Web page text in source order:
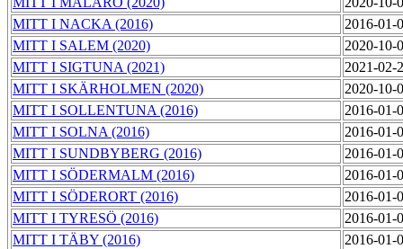
MITT I NACKA (2016)
2016-01-
MITT I SALEM (2020)
2020-10-
MITT I SIGTUNA (2021)
2021-02-
MITT I SKÄRHOLMEN (2020)
2020-10-
MITT I SOLLENTUNA (2016)
2016-01-
MITT I SOLNA (2016)
2016-01-
MITT I SUNDBYBERG (2016)
2016-01-
MITT I SÖDERMALM (2016)
2016-01-
MITT I SÖDERORT (2016)
2016-01-
MITT I TYRESÖ (2016)
2016-01-
MITT I TÄBY (2016)
2016-01-